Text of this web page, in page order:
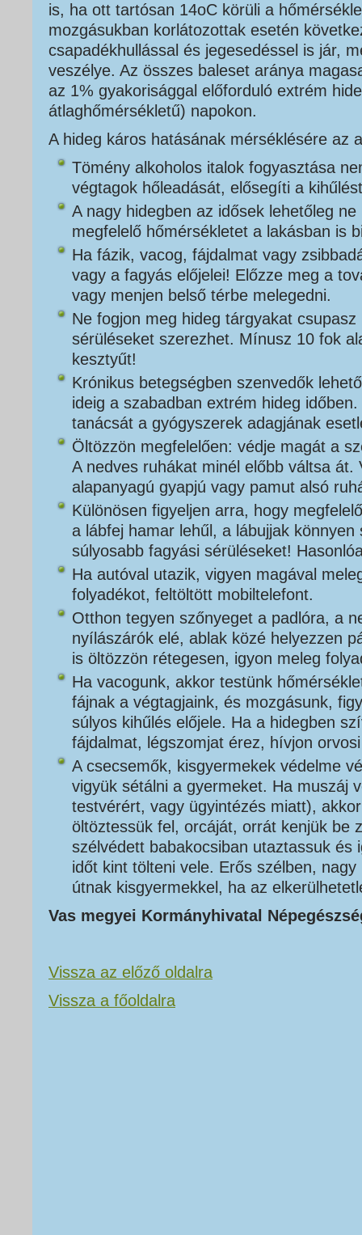
is, ha ott tartósan 14oC körüli a
mozgásukban korlátozottak esetén
csapadékhullással és jegesedéssel is jár,
veszélye. Az összes baleset aránya
az 1% gyakorisággal előforduló extrém
átlaghőmérsékletű) napokon.
A hideg káros hatásának mérséklésére az
Tömény alkoholos italok fogyasztása
végtagok hőleadását, elősegíti a
A nagy hidegben az idősek lehetőleg
megfelelő hőmérsékletet a lakásban is
Ha fázik, vacog, fájdalmat vagy
vagy a fagyás előjelei! Előzze meg a
vagy menjen belső térbe melegedni.
Ne fogjon meg hideg tárgyakat
sérüléseket szerezhet. Mínusz 10 fok
kesztyűt!
Krónikus betegségben szenvedők
ideig a szabadban extrém hideg
tanácsát a gyógyszerek adagjának
Öltözzön megfelelően: védje magát a
A nedves ruhákat minél előbb váltsa át.
alapanyagú gyapjú vagy pamut alsó
Különösen figyeljen arra, hogy
a lábfej hamar lehűl, a lábujjak
súlyosabb fagyási sérüléseket!
Ha autóval utazik, vigyen magával
folyadékot, feltöltött mobiltelefont.
Otthon tegyen szőnyeget a padlóra, a
nyílászárók elé, ablak közé helyezzen
is öltözzön rétegesen, igyon meleg
Ha vacogunk, akkor testünk
fájnak a végtagjaink, és mozgásunk,
súlyos kihűlés előjele. Ha a hidegben
fájdalmat, légszomjat érez, hívjon
A csecsemők, kisgyermekek védelme
vigyük sétálni a gyermeket. Ha muszáj
testvérért, vagy ügyintézés miatt),
öltöztessük fel, orcáját, orrát kenjük be
szélvédett babakocsiban utaztassuk és
időt kint tölteni vele. Erős szélben,
útnak kisgyermekkel, ha az
Vas megyei Kormányhivatal
Vissza az előző oldalra
Vissza a főoldalra